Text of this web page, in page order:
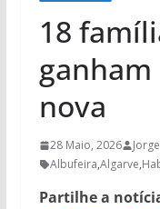
18
nova
28 Maio, 2026
Albufeira,Algarve,
Partilhe a